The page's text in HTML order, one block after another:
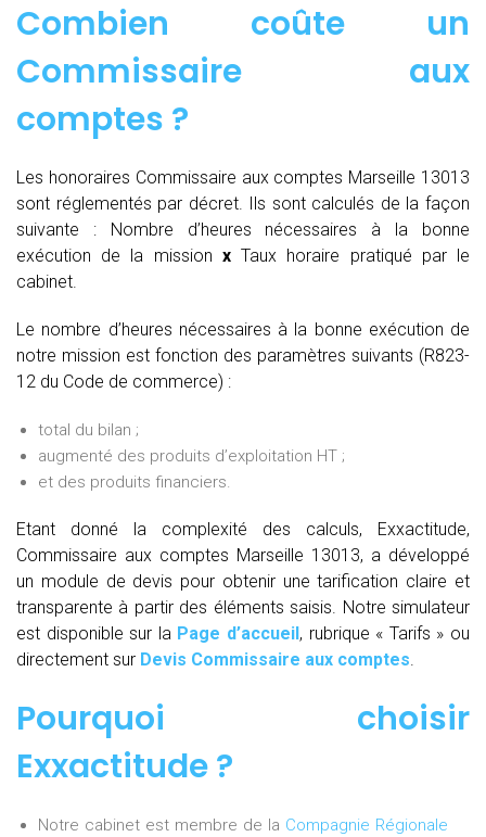
Combien coûte un
Commissaire aux
comptes ?
Les honoraires Commissaire aux comptes Marseille 13013
sont réglementés par décret. Ils sont calculés de la façon
suivante :
Nombre d’heures nécessaires à la bonne
exécution de la mission xTaux horaire pratiqué par le
cabinet.
Le nombre d’heures nécessaires à la bonne exécution de
notre mission est fonction des paramètres suivants (R823-
12 du Code de commerce) :
total du bilan ;
augmenté des produits d’exploitation HT ;
et des produits financiers.
Etant donné la complexité des calculs, Exxactitude,
Commissaire aux comptes Marseille 13013, a développé
un module de devis pour obtenir une tarification claire et
transparente à partir des éléments saisis. Notre simulateur
est disponible sur la Page d’accueil, rubrique « Tarifs » ou
directement sur Devis Commissaire aux comptes.
Pourquoi choisir
Exxactitude ?
Notre cabinet est membre de la Compagnie Régionale